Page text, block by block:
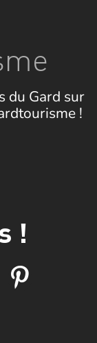
du Gard sur
!
!